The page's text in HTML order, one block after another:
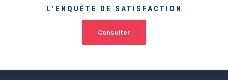
L’ENQUÊTE DE SATISFACTION
Consulter